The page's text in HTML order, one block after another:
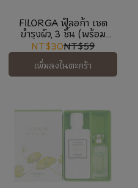
FILORGA ฟิลอก้า เซต
บำรุงผิว 3 ชิ้น (พร้อม
กระเป๋าเครื่องสำอางแบบใส)
NT$30NT$59
เพิ่มลงในตะกร้า